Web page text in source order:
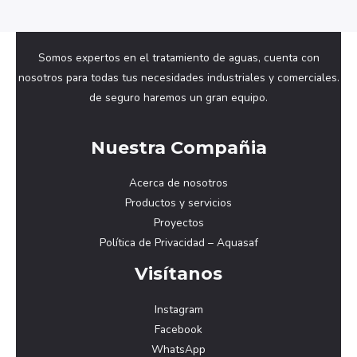
Somos expertos en el tratamiento de aguas, cuenta con
nosotros para todas tus necesidades industriales y comerciales.
de seguro haremos un gran equipo.
Nuestra Compañia
Acerca de nosotros
Productos y servicios
Proyectos
Política de Privacidad – Aquasaf
Visítanos
Instagram
Facebook
WhatsApp